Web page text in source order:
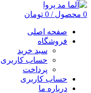
0 محصول /
0 تومان
صفحه اصلی
فروشگاه
سبد خرید
حساب کاربری
پرداخت
حساب کاربری
درباره ما